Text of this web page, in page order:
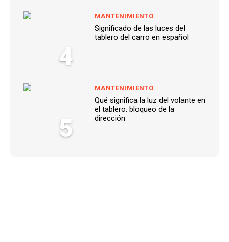
4
MANTENIMIENTO
Significado de las luces del
tablero del carro en español
5
MANTENIMIENTO
Qué significa la luz del volante en
el tablero: bloqueo de la
dirección